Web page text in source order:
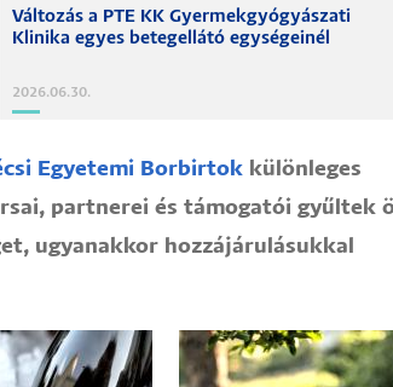
Változás a PTE KK Gyermekgyógyászati
Klinika egyes betegellátó egységeinél
2026.06.30.
Egyetemi Borbirtok különleges
partnerei és támogatói gyűltek
ugyanakkor hozzájárulásukkal